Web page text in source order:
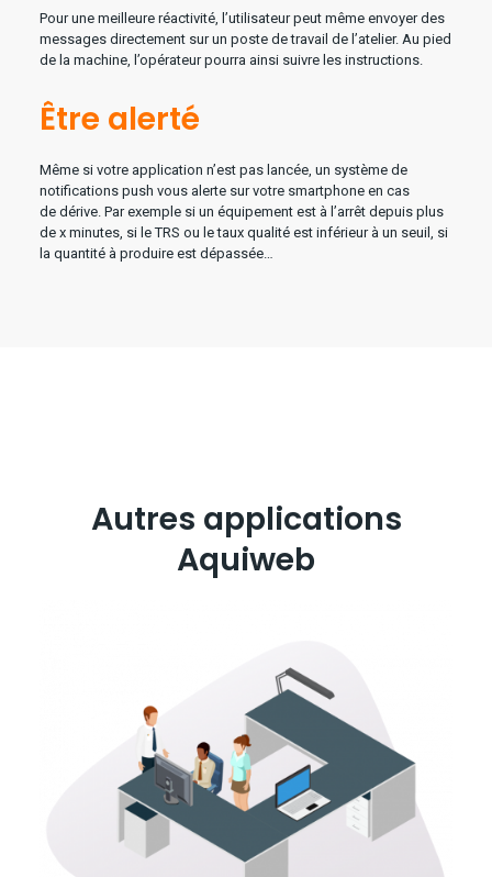
Pour une meilleure réactivité, l’utilisateur peut même envoyer des
messages directement sur un poste de travail de l’atelier. Au pied
de la machine, l’opérateur pourra ainsi suivre les instructions.
Être alerté
Même si votre application n’est pas lancée, un système de
notifications push vous alerte sur votre smartphone en cas
de dérive. Par exemple si un équipement est à l’arrêt depuis plus
de x minutes, si le TRS ou le taux qualité est inférieur à un seuil, si
la quantité à produire est dépassée…
Autres applications
Aquiweb